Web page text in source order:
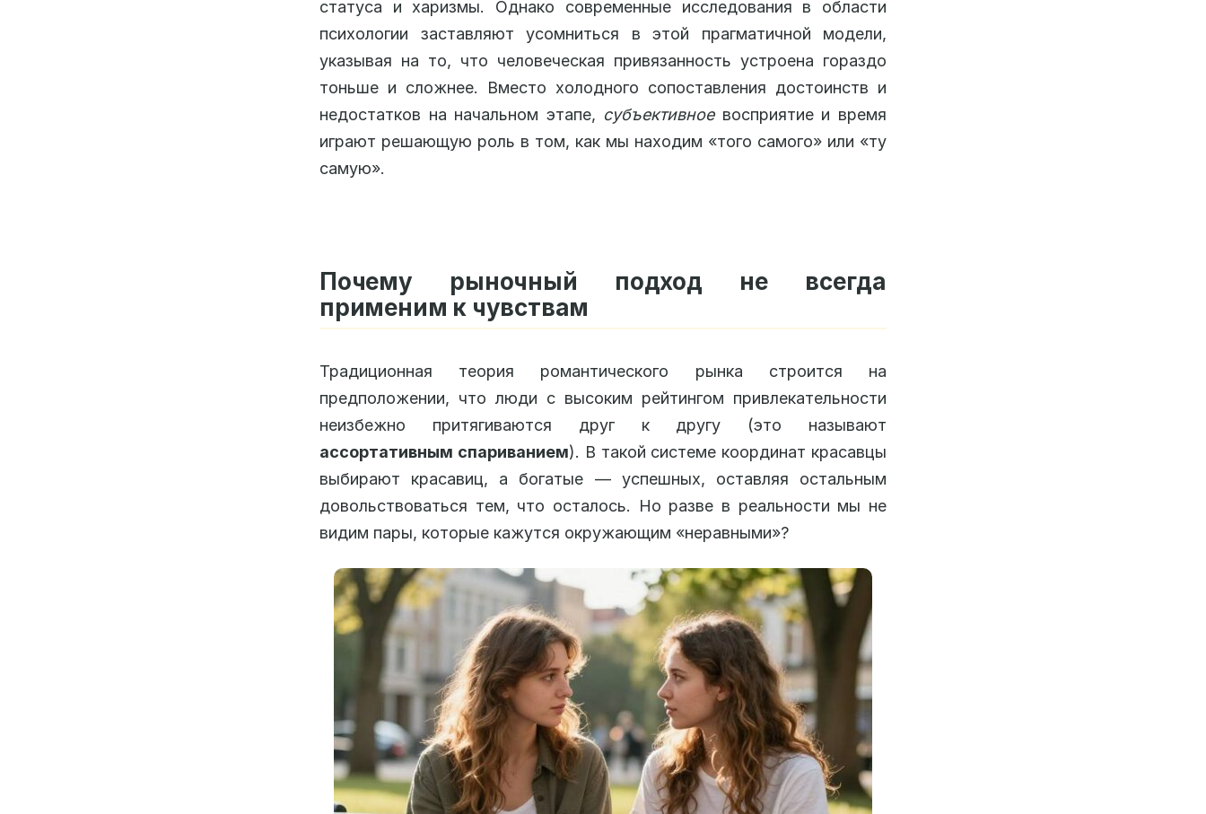
статуса и харизмы. Однако современные исследования в области
психологии заставляют усомниться в этой прагматичной модели,
указывая на то, что человеческая привязанность устроена гораздо
тоньше и сложнее. Вместо холодного сопоставления достоинств и
недостатков на начальном этапе, субъективноевосприятие и время
играют решающую роль в том, как мы находим «того самого» или «ту
самую».
Почему рыночный подход не всегда
применим к чувствам
Традиционная теория романтического рынка строится на
предположении, что люди с высоким рейтингом привлекательности
неизбежно притягиваются друг к другу (это называют
ассортативным спариванием). В такой системе координат красавцы
выбирают красавиц, а богатые — успешных, оставляя остальным
довольствоваться тем, что осталось. Но разве в реальности мы не
видим пары, которые кажутся окружающим «неравными»?